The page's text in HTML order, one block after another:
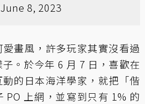
June 8, 2023
畫風，許多玩家其實沒看過
。於今年 6 月 7 日，喜歡在
的日本海洋學家，就把「偕
PO 上網，並寫到只有 1% 的